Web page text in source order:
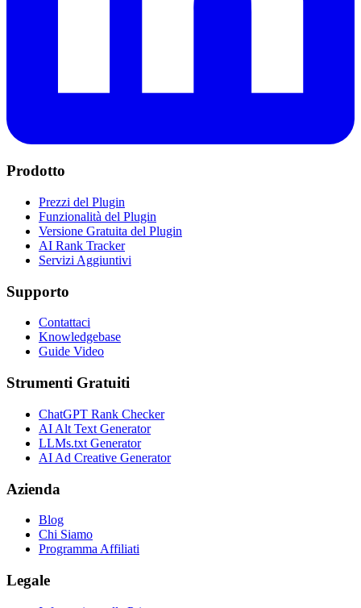
Prodotto
Prezzi del Plugin
Funzionalità del Plugin
Versione Gratuita del Plugin
AI Rank Tracker
Servizi Aggiuntivi
Supporto
Contattaci
Knowledgebase
Guide Video
Strumenti Gratuiti
ChatGPT Rank Checker
AI Alt Text Generator
LLMs.txt Generator
AI Ad Creative Generator
Azienda
Blog
Chi Siamo
Programma Affiliati
Legale